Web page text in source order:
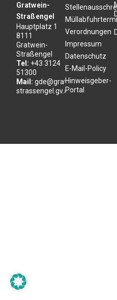
Gratwein-
Straßengel
Hauptplatz 1
8111
Gratwein-
Straßengel
Tel: +43 3124
51300
Mail: gde@gratwein-
strassengel.gv.at
Verordnungen
Impressum
Datenschutz
E-Mail-Policy
Hinweisgeber-
Portal